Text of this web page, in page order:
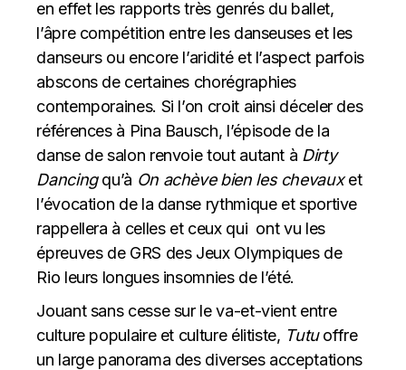
en effet les rapports très genrés du ballet,
l’âpre compétition entre les danseuses et les
danseurs ou encore l’aridité et l’aspect parfois
abscons de certaines chorégraphies
contemporaines. Si l’on croit ainsi déceler des
références à Pina Bausch, l’épisode de la
danse de salon renvoie tout autant à Dirty
Dancingqu’à On achève bien les chevauxet
l’évocation de la danse rythmique et sportive
rappellera à celles et ceux qui ont vu les
épreuves de GRS des Jeux Olympiques de
Rio leurs longues insomnies de l’été.
Jouant sans cesse sur le va-et-vient entre
culture populaire et culture élitiste, Tutuoffre
un large panorama des diverses acceptations